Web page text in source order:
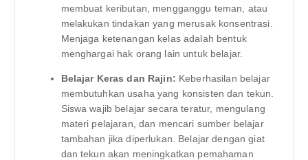
membuat keributan, mengganggu teman, atau
melakukan tindakan yang merusak konsentrasi.
Menjaga ketenangan kelas adalah bentuk
menghargai hak orang lain untuk belajar.
Belajar Keras dan Rajin: Keberhasilan belajar
membutuhkan usaha yang konsisten dan tekun.
Siswa wajib belajar secara teratur, mengulang
materi pelajaran, dan mencari sumber belajar
tambahan jika diperlukan. Belajar dengan giat
dan tekun akan meningkatkan pemahaman